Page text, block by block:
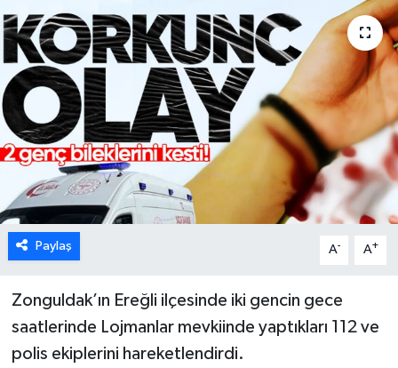
Paylaş A- A+
Zonguldak’ın Ereğli ilçesinde iki gencin gece
saatlerinde Lojmanlar mevkiinde yaptıkları 112 ve
polis ekiplerini hareketlendirdi.
Karabük
Spor
Ulusal